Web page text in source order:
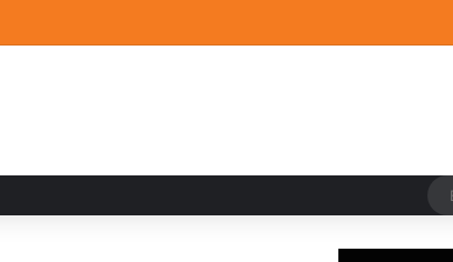
acervo con nuevas obras de artistas emergentes y consolidados